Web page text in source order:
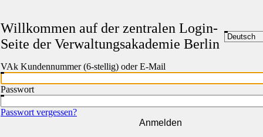
Willkommen auf der zentralen Login-
Seite der Verwaltungsakademie Berlin
VAk Kundennummer (6-stellig) oder E-Mail
Passwort
Passwort vergessen?
Anmelden